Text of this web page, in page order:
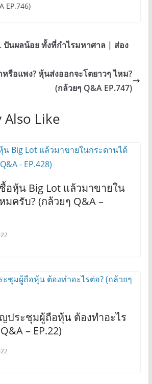
EP.746)
ปันผลน้อย ทั้งที่กำไรมหาศาล | ส่อง
รือแพง? หุ้นส่งออกจะโตยาวๆ ไหม?
(กล้วยๆ Q&A EP.747)
Also Like
อหุ้น Big Lot แล้วมาขายใน
มครับ? (กล้วยๆ Q&A –
ประชุมผู้ถือหุ้น ต้องทำอะไร
– EP.22)